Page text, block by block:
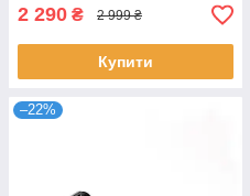
2 290 ₴ 2 999 ₴
Купити
–22%